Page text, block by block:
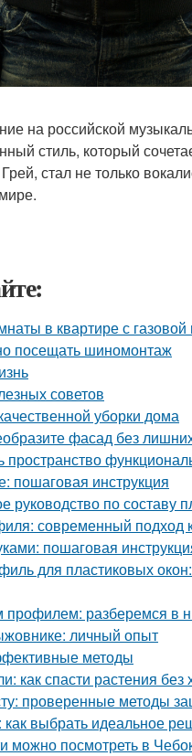
на российской
стиль, который
стал не только
в квартире с газовой
посещать шиномонтаж
советов
уборки дома
фасад без
пространство
пошаговая инструкция
руководство по составу
современный подход
пошаговая
для пластиковых
профилем: разберемся в
личный опыт
методы
как спасти растения без
проверенные методы
выбрать идеальное
можно посмотреть в